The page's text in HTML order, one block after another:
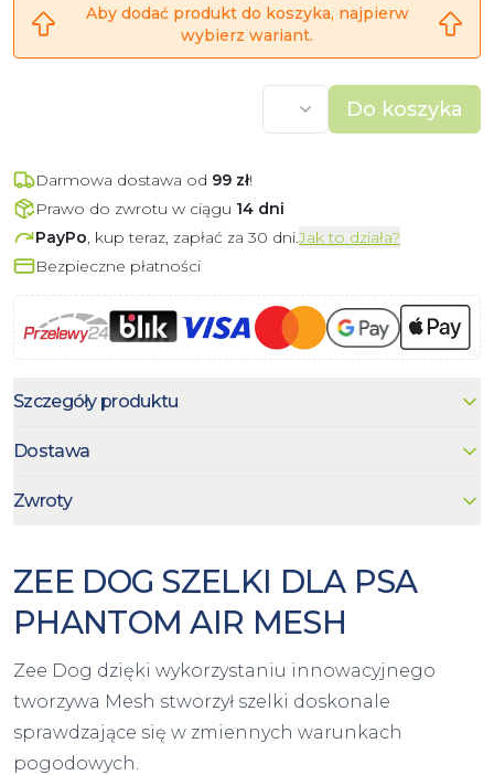
Aby dodać produkt do koszyka, najpierw
wybierz wariant.
Do koszyka
Darmowa dostawa od 99 zł!
Prawo do zwrotu w ciągu 14 dni
PayPo, kup teraz, zapłać za 30 dni.Jak to działa?
Bezpieczne płatności
Szczegóły produktu
Dostawa
Zwroty
ZEE DOG SZELKI DLA PSA
PHANTOM AIR MESH
Zee Dog dzięki wykorzystaniu innowacyjnego
tworzywa Mesh stworzył szelki doskonale
sprawdzające się w zmiennych warunkach
pogodowych.